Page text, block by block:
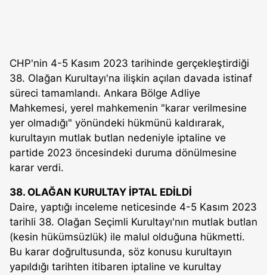
CHP'nin 4-5 Kasım 2023 tarihinde gerçekleştirdiği
38. Olağan Kurultayı'na ilişkin açılan davada istinaf
süreci tamamlandı. Ankara Bölge Adliye
Mahkemesi, yerel mahkemenin "karar verilmesine
yer olmadığı" yönündeki hükmünü kaldırarak,
kurultayın mutlak butlan nedeniyle iptaline ve
partide 2023 öncesindeki duruma dönülmesine
karar verdi.
38. OLAĞAN KURULTAY İPTAL EDİLDİ
Daire, yaptığı inceleme neticesinde 4-5 Kasım 2023
tarihli 38. Olağan Seçimli Kurultayı'nın mutlak butlan
(kesin hükümsüzlük) ile malul olduğuna hükmetti.
Bu karar doğrultusunda, söz konusu kurultayın
yapıldığı tarihten itibaren iptaline ve kurultay